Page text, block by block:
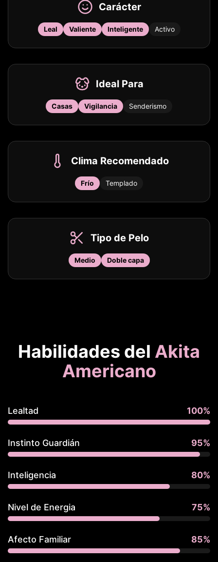
Carácter
Leal Valiente Inteligente Activo
Ideal Para
Casas Vigilancia Senderismo
Clima Recomendado
Frío Templado
Tipo de Pelo
Medio Doble capa
Habilidades del Akita
Americano
Lealtad 100%
Instinto Guardián 95%
Inteligencia 80%
Nivel de Energia 75%
Afecto Familiar 85%